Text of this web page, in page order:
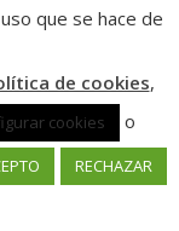
que se hace de
de cookies,
cookies
o
RECHAZAR